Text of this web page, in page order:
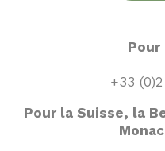
Pour
+33
Pour la Suisse, la